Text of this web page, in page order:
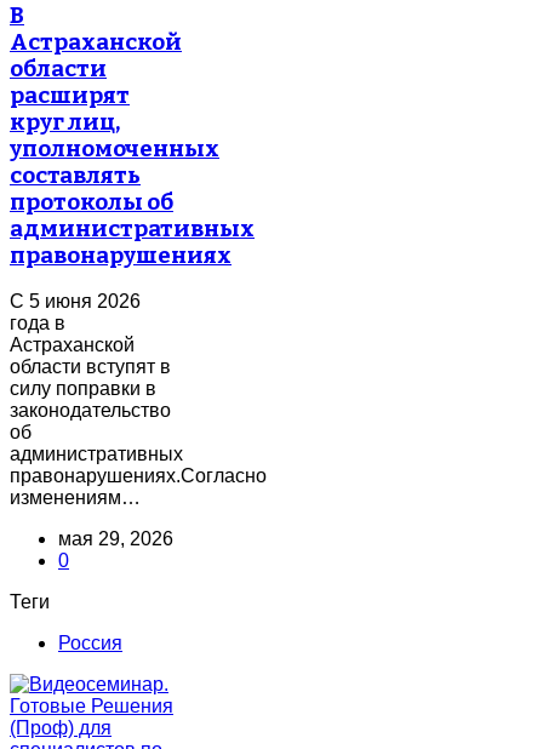
В
Астраханской
области
расширят
круг лиц,
уполномоченных
составлять
протоколы об
административных
правонарушениях
С 5 июня 2026
года в
Астраханской
области вступят в
силу поправки в
законодательство
об
административных
правонарушениях.Согласно
изменениям…
мая 29, 2026
0
Теги
Россия